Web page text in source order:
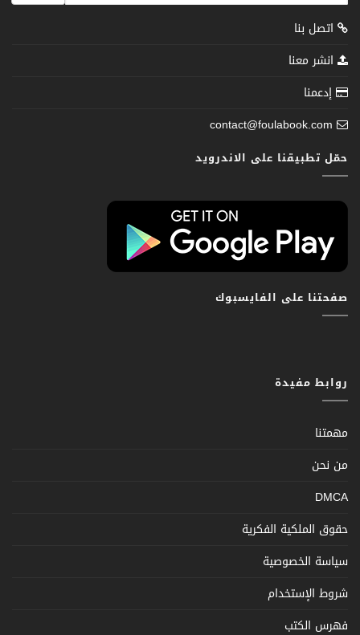
اتصل بنا
انشر معنا
إدعمنا
contact@foulabook.com
حمّل تطبيقنا على الاندرويد
صفحتنا على الفايسبوك
روابط مفيدة
مهمتنا
من نحن
DMCA
حقوق الملكية الفكرية
سياسة الخصوصية
شروط الإستخدام
فهرس الكتب